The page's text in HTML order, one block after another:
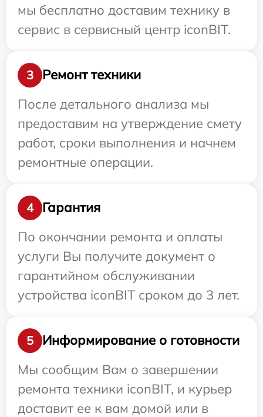
мы бесплатно доставим технику в
сервис в сервисный центр iconBIT.
3
Ремонт техники
После детального анализа мы
предоставим на утверждение смету
работ, сроки выполнения и начнем
ремонтные операции.
4
Гарантия
По окончании ремонта и оплаты
услуги Вы получите документ о
гарантийном обслуживании
устройства iconBIT сроком до 3 лет.
5
Информирование о готовности
Мы сообщим Вам о завершении
ремонта техники iconBIT, и курьер
доставит ее к вам домой или в